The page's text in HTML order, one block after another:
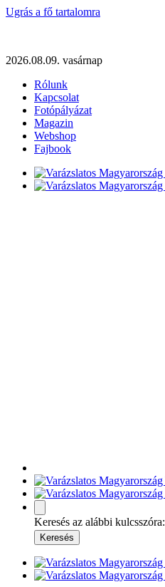
Ugrás a fő tartalomra
2026.08.09. vasárnap
Rólunk
Kapcsolat
Fotópályázat
Magazin
Webshop
Fajbook
Keresés az alábbi kulcsszóra: